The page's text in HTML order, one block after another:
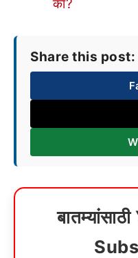
का?
Share this post: